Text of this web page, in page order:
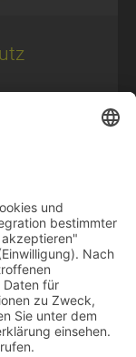
und App eine